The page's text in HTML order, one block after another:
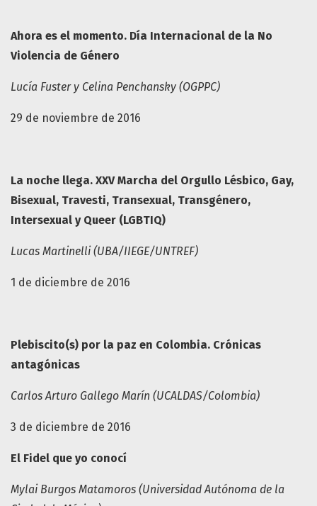
Ahora es el momento. Día Internacional de la No
Violencia de Género
Lucía Fuster y Celina Penchansky (OGPPC)
29 de noviembre de 2016
La noche llega. XXV Marcha del Orgullo Lésbico, Gay,
Bisexual, Travesti, Transexual, Transgénero,
Intersexual y Queer (LGBTIQ)
Lucas Martinelli (UBA/IIEGE/UNTREF)
1 de diciembre de 2016
Plebiscito(s) por la paz en Colombia. Crónicas
antagónicas
Carlos Arturo Gallego Marín (UCALDAS/Colombia)
3 de diciembre de 2016
El Fidel que yo conocí
Mylai Burgos Matamoros (Universidad Autónoma de la